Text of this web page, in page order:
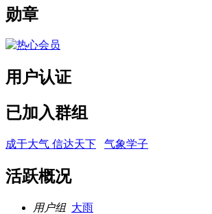
勋章
用户认证
已加入群组
成于大气 信达天下 气象学子
活跃概况
用户组 大雨